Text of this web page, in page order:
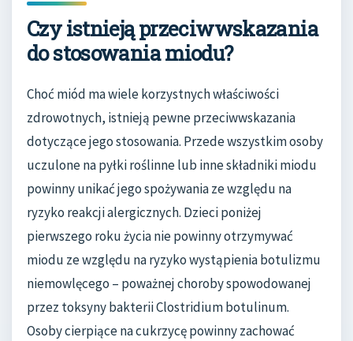
Czy istnieją przeciwwskazania
do stosowania miodu?
Choć miód ma wiele korzystnych właściwości
zdrowotnych, istnieją pewne przeciwwskazania
dotyczące jego stosowania. Przede wszystkim osoby
uczulone na pyłki roślinne lub inne składniki miodu
powinny unikać jego spożywania ze względu na
ryzyko reakcji alergicznych. Dzieci poniżej
pierwszego roku życia nie powinny otrzymywać
miodu ze względu na ryzyko wystąpienia botulizmu
niemowlęcego – poważnej choroby spowodowanej
przez toksyny bakterii Clostridium botulinum.
Osoby cierpiące na cukrzycę powinny zachować